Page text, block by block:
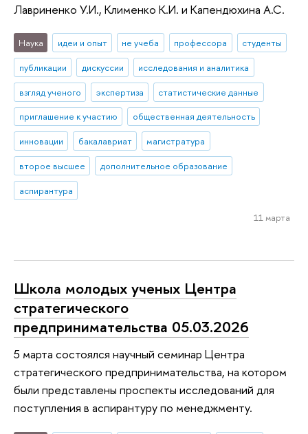
Лавриненко У.И., Клименко К.И. и Капендюхина А.С.
Наука идеи и опыт не учеба профессора
студенты
публикации
дискуссии
исследования и аналитика
взгляд ученого
экспертиза
статистические данные
приглашение к участию
общественная деятельность
инновации
бакалавриат
магистратура
второе высшее
дополнительное образование
аспирантура
11 марта
Школа молодых ученых Центра
стратегического
предпринимательства 05.03.2026
5 марта состоялся научный семинар Центра
стратегического предпринимательства, на котором
были представлены проспекты исследований для
поступления в аспирантуру по менеджменту.